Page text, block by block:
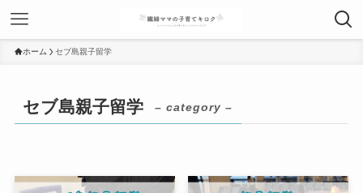
ホーム セブ島親子留学
セブ島親子留学 – category –